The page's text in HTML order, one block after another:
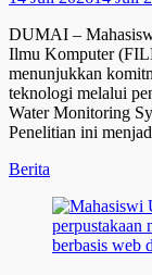
DUMAI –
Ilmu Komputer
menunjukkan
teknologi melalui
Water Monitoring
Penelitian ini
Categories
Berita